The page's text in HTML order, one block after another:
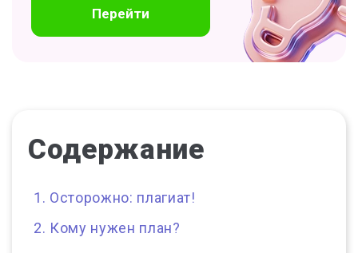
Перейти
Содержание
Осторожно: плагиат!
Кому нужен план?